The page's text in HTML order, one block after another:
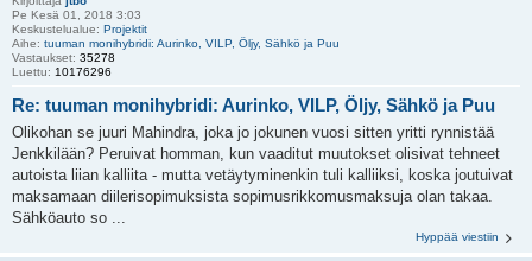
Pe Kesä 01, 2018 3:03
Keskustelualue: Projektit
Aihe: tuuman monihybridi: Aurinko, VILP, Öljy, Sähkö ja Puu
Vastaukset: 35278
Luettu: 10176296
Re: tuuman monihybridi: Aurinko, VILP, Öljy, Sähkö ja Puu
Olikohan se juuri Mahindra, joka jo jokunen vuosi sitten yritti rynnistää
Jenkkilään? Peruivat homman, kun vaaditut muutokset olisivat tehneet
autoista liian kalliita - mutta vetäytyminenkin tuli kalliiksi, koska joutuivat
maksamaan diilerisopimuksista sopimusrikkomusmaksuja olan takaa.
Sähköauto so ...
Hyppää viestiin